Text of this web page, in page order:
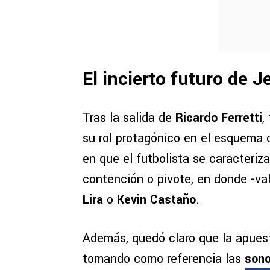
El incierto futuro de
Tras la salida de Ricardo Ferretti,
su rol protagónico en el esquema
en que el futbolista se
contención o pivote, en donde -
Lira o Kevin Castaño.
Además, quedó claro que la
tomando como referencia las